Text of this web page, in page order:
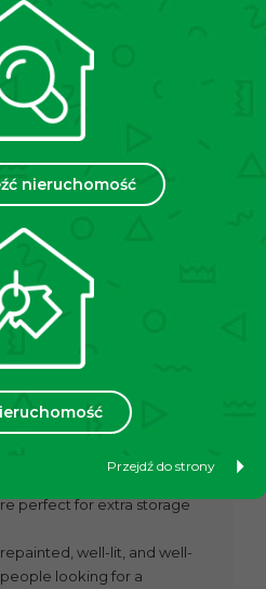
nieruchomość
Przejdź do strony
– Kraków, Krowodrza
Fryderyka Chopina
+ approx. 100 PLN
and gas according to
townhouse
apartment with an area of
the second floor of a
two separate, spacious
perfect for extra storage
well-lit, and well-
looking for a